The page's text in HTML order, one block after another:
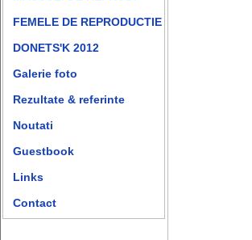
FEMELE DE REPRODUCTIE
DONETS'K 2012
Galerie foto
Rezultate & referinte
Noutati
Guestbook
Links
Contact